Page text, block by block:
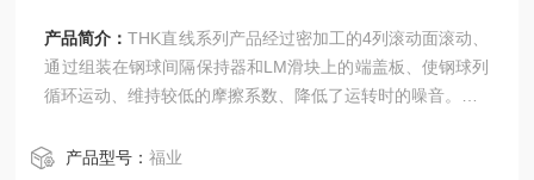
产品简介：THK直线系列产品经过密加工的4列滚动面滚动、
通过组装在钢球间隔保持器和LM滑块上的端盖板、使钢球列
循环运动、维持较低的摩擦系数、降低了运转时的噪音。
产品型号：福业